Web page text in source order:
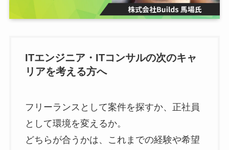
ITエンジニア・ITコンサルの次のキャ
リアを考える方へ
フリーランスとして案件を探すか、正社員
として環境を変えるか。
どちらが合うかは、これまでの経験や希望